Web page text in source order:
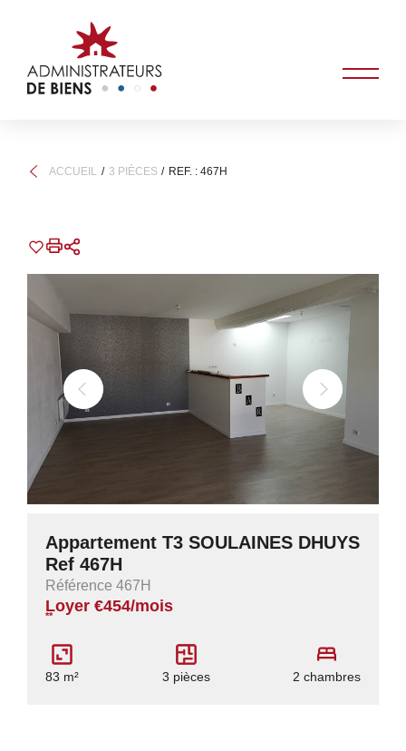
ACCUEIL 3 PIÈCES REF. : 467H
Appartement T3 SOULAINES DHUYS
Ref 467H
Référence 467H
Loyer €454/mois
**
83 m² 3 pièces 2 chambres